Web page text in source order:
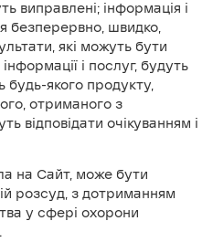
виправлені; інформація і
безперервно, швидко,
які можуть бути
і послуг, будуть
будь-якого продукту,
отриманого з
відповідати очікуванням і
на Сайт, може бути
розсуд, з дотриманням
у сфері охорони